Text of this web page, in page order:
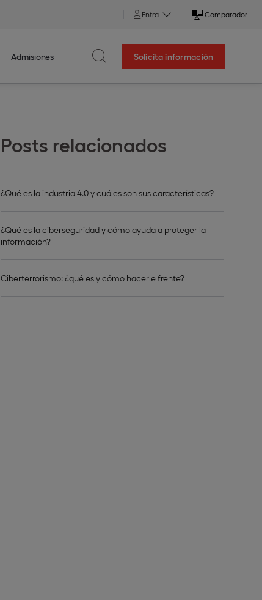
Entra Comparador
Admisiones Solicita información
Posts relacionados
¿Qué es la industria 4.0 y cuáles son sus características?
¿Qué es la ciberseguridad y cómo ayuda a proteger la
información?
Ciberterrorismo: ¿qué es y cómo hacerle frente?